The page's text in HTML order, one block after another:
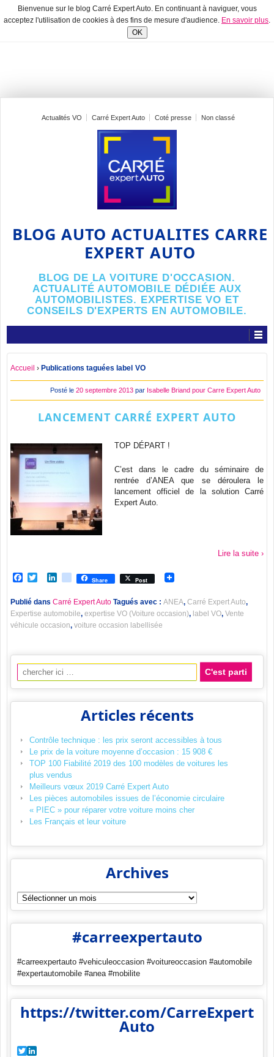
Bienvenue sur le blog Carré Expert Auto. En continuant à naviguer, vous
acceptez l'utilisation de cookies à des fins de mesure d'audience. En savoir plus.
OK
Actualités VO Carré Expert Auto Coté presse Non classé
BLOG AUTO ACTUALITES CARRE
EXPERT AUTO
BLOG DE LA VOITURE D'OCCASION.
ACTUALITÉ AUTOMOBILE DÉDIÉE AUX
AUTOMOBILISTES. EXPERTISE VO ET
CONSEILS D'EXPERTS EN AUTOMOBILE.
Accueil › Publications taguées label VO
Posté le 20 septembre 2013 par Isabelle Briand pour Carre Expert Auto
LANCEMENT CARRÉ EXPERT AUTO
TOP DÉPART !
C’est dans le cadre du séminaire de
rentrée d’ANEA que se déroulera le
lancement officiel de la solution Carré
Expert Auto.
Lire la suite ›
Facebook
TwitterLinkedIn
viadeoShare Post
Publié dans Carré Expert Auto Tagués avec : ANEA, Carré Expert Auto,
Expertise automobile, expertise VO (Voiture occasion), label VO, Vente
véhicule occasion, voiture occasion labellisée
Recherche pour:
Articles récents
Contrôle technique : les prix seront accessibles à tous
Le prix de la voiture moyenne d’occasion : 15 908 €
TOP 100 Fiabilité 2019 des 100 modèles de voitures les
plus vendus
Meilleurs vœux 2019 Carré Expert Auto
Les pièces automobiles issues de l’économie circulaire
« PIEC » pour réparer votre voiture moins cher
Les Français et leur voiture
Archives
Archives
#carreexpertauto
#carreexpertauto #vehiculeoccasion #voitureoccasion #automobile
#expertautomobile #anea #mobilite
https://twitter.com/CarreExpert
Auto
Twitter